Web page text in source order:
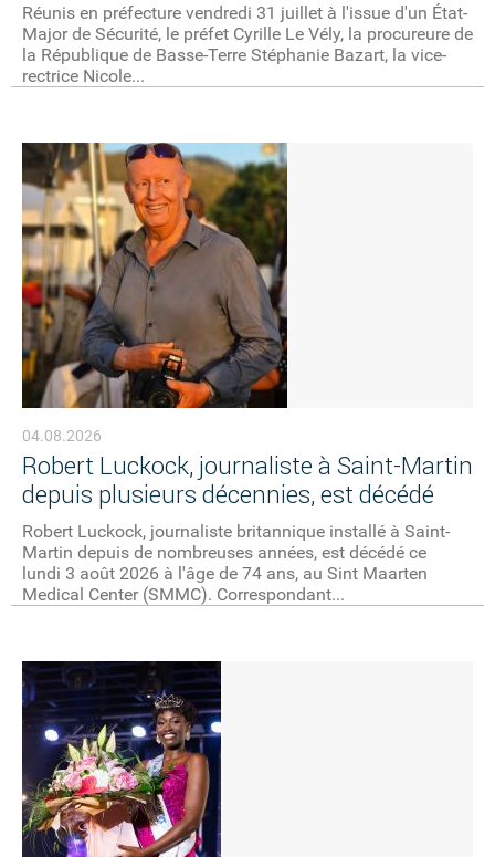
Réunis en préfecture vendredi 31 juillet à l'issue d'un État-
Major de Sécurité, le préfet Cyrille Le Vély, la procureure de
la République de Basse-Terre Stéphanie Bazart, la vice-
rectrice Nicole...
04.08.2026
Robert Luckock, journaliste à Saint-Martin
depuis plusieurs décennies, est décédé
Robert Luckock, journaliste britannique installé à Saint-
Martin depuis de nombreuses années, est décédé ce
lundi 3 août 2026 à l'âge de 74 ans, au Sint Maarten
Medical Center (SMMC). Correspondant...